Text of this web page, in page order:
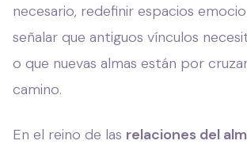
necesario, redefinir espacios
señalar que antiguos vínculos
o que nuevas almas están por
camino.
En el reino de las relaciones del